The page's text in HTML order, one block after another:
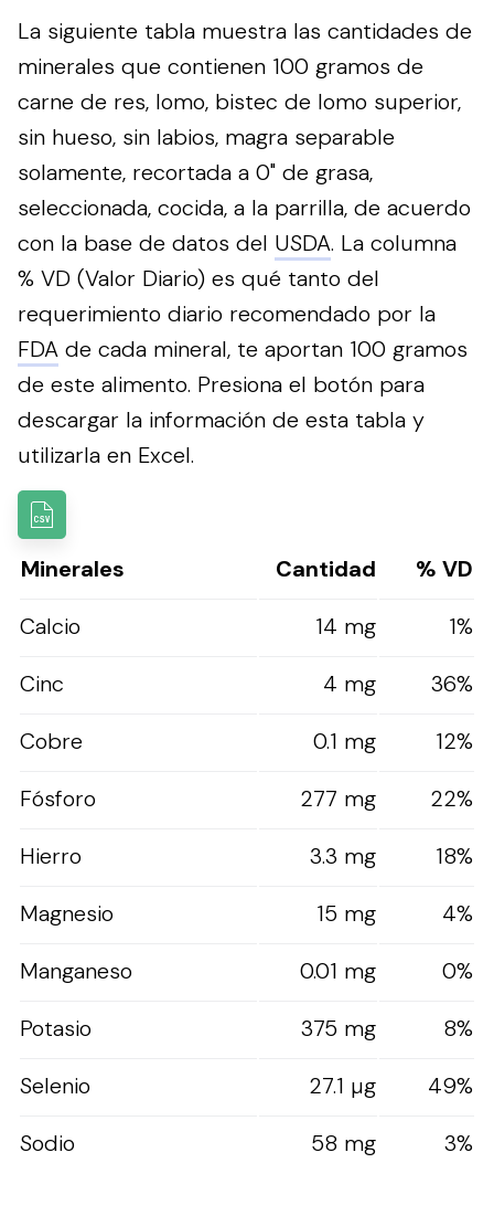
La siguiente tabla muestra las cantidades de
minerales que contienen 100 gramos de
carne de res, lomo, bistec de lomo superior,
sin hueso, sin labios, magra separable
solamente, recortada a 0" de grasa,
seleccionada, cocida, a la parrilla, de acuerdo
con la base de datos del USDA. La columna
% VD (Valor Diario) es qué tanto del
requerimiento diario recomendado por la
FDA de cada mineral, te aportan 100 gramos
de este alimento. Presiona el botón para
descargar la información de esta tabla y
utilizarla en Excel.
Minerales Cantidad
% VD
Calcio
14 mg
1%
Cinc
4 mg
36%
Cobre
0.1 mg
12%
Fósforo
277 mg
22%
Hierro
3.3 mg
18%
Magnesio
15 mg
4%
Manganeso
0.01 mg
0%
Potasio
375 mg
8%
Selenio
27.1 µg
49%
Sodio
58 mg 3%